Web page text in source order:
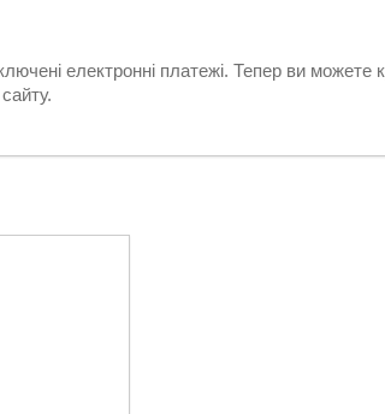
електронні платежі. Тепер ви можете